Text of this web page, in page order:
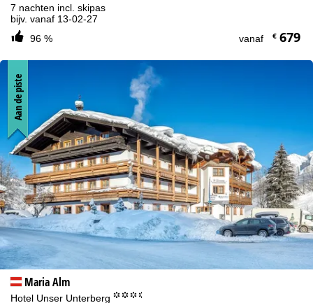
7 nachten incl. skipas
bijv. vanaf 13-02-27
96 %
vanaf €679
Maria Alm
Hotel Unser Unterberg °°°.
Aan de piste